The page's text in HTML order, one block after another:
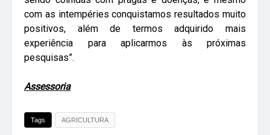
com as intempéries conquistamos resultados muito
positivos, além de termos adquirido mais
experiência para aplicarmos às próximas
pesquisas”.
Assessoria
Tags AGRICULTURA